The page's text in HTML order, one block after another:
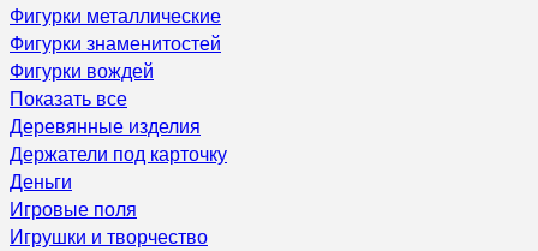
Фигурки металлические
Фигурки знаменитостей
Фигурки вождей
Показать все
Деревянные изделия
Держатели под карточку
Деньги
Игровые поля
Игрушки и творчество